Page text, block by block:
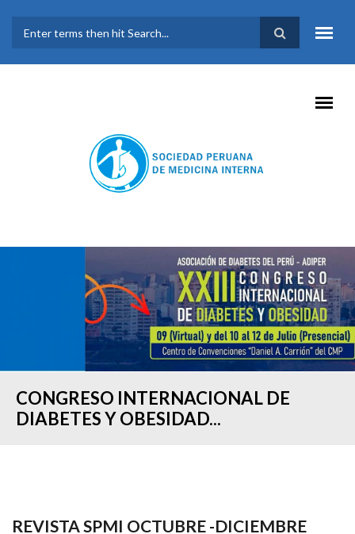
FORMULARIO DE
BÚSQUEDA
CONGRESO INTERNACIONAL DE
DIABETES Y OBESIDAD...
REVISTA SPMI OCTUBRE -DICIEMBRE